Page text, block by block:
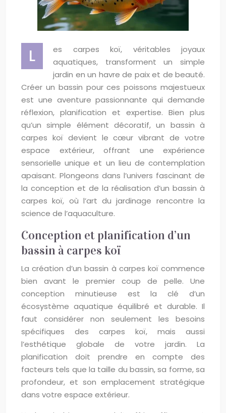
L
es carpes koï, véritables joyaux
aquatiques, transforment un simple
jardin en un havre de paix et de beauté.
Créer un bassin pour ces poissons majestueux
est une aventure passionnante qui demande
réflexion, planification et expertise. Bien plus
qu’un simple élément décoratif, un bassin à
carpes koï devient le cœur vibrant de votre
espace extérieur, offrant une expérience
sensorielle unique et un lieu de contemplation
apaisant. Plongeons dans l’univers fascinant de
la conception et de la réalisation d’un bassin à
carpes koï, où l’art du jardinage rencontre la
science de l’aquaculture.
Conception et planification d’un
bassin à carpes koï
La création d’un bassin à carpes koï commence
bien avant le premier coup de pelle. Une
conception minutieuse est la clé d’un
écosystème aquatique équilibré et durable. Il
faut considérer non seulement les besoins
spécifiques des carpes koï, mais aussi
l’esthétique globale de votre jardin. La
planification doit prendre en compte des
facteurs tels que la taille du bassin, sa forme, sa
profondeur, et son emplacement stratégique
dans votre espace extérieur.